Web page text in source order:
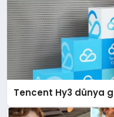
Tencent Hy3 dünya